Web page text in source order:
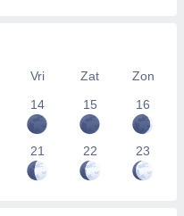
Vri Zat
Zon
14 15 16
21 22 23